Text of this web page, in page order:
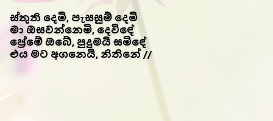
ස්තුති දෙමි, පැසසුම් දෙමි
මා ඔසවන්නෙමි, දෙවිඳේ
ප්‍රේමේ ඔබේ, පුදුමයි සමිඳේ
එය මට අගනෙයි, නිතිනේ //